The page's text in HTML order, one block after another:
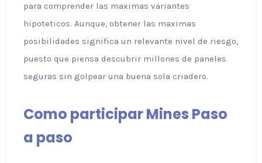
para comprender las maximas variantes
hipoteticos. Aunque, obtener las maximas
posibilidades significa un relevante nivel de riesgo,
puesto que piensa descubrir millones de paneles
seguras sin golpear una buena sola criadero.
Como participar Mines Paso
a paso